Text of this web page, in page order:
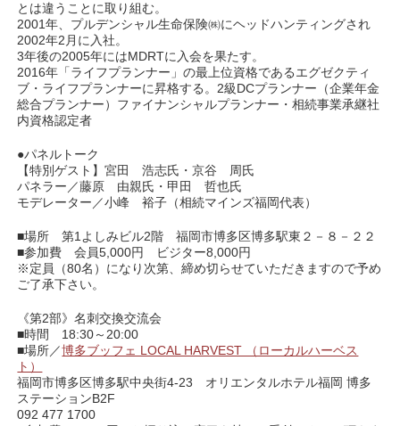
とは違うことに取り組む。
2001年、プルデンシャル生命保険㈱にヘッドハンティングされ
2002年2月に入社。
3年後の2005年にはMDRTに入会を果たす。
2016年「ライフプランナー」の最上位資格であるエグゼクティ
ブ・ライフプランナーに昇格する。2級DCプランナー（企業年金
総合プランナー）ファイナンシャルプランナー・相続事業承継社
内資格認定者
●パネルトーク
【特別ゲスト】宮田 浩志氏・京谷 周氏
パネラー／藤原 由親氏・甲田 哲也氏
モデレーター／小峰 裕子（相続マインズ福岡代表）
■場所 第1よしみビル2階 福岡市博多区博多駅東２－８－２２
■参加費 会員5,000円 ビジター8,000円
※定員（80名）になり次第、締め切らせていただきますので予め
ご了承下さい。
《第2部》名刺交換交流会
■時間 18:30～20:00
■場所／博多ブッフェ LOCAL HARVEST （ローカルハーベス
ト）
福岡市博多区博多駅中央街4-23 オリエンタルホテル福岡 博多
ステーションB2F
092 477 1700